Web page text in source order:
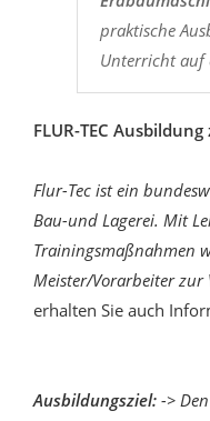
praktische
Unterricht auf
FLUR-TEC
Flur-Tec ist ein
Bau-und Lagerei. Mit
Trainingsmaßnahmen
Meister/Vorarbeiter zur
erhalten Sie auch
Ausbildungsziel: ->